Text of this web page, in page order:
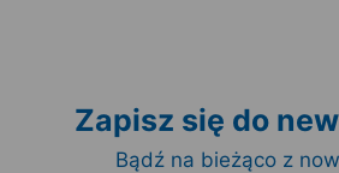
Zapisz się do
Bądź na bieżąco z